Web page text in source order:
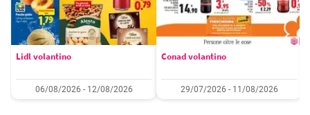
Lidl volantino
06/08/2026 - 12/08/2026
Conad volantino
29/07/2026 - 11/08/2026